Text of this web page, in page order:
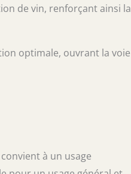
de vin, renforçant ainsi la
optimale, ouvrant la voie
convient à un usage